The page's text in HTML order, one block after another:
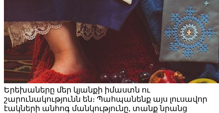
Երեխաները մեր կյանքի իմաստն ու
շարունակությունն են։ Պահպանենք այս լուսավոր
էակների անհոգ մանկությունը, տանք նրանց